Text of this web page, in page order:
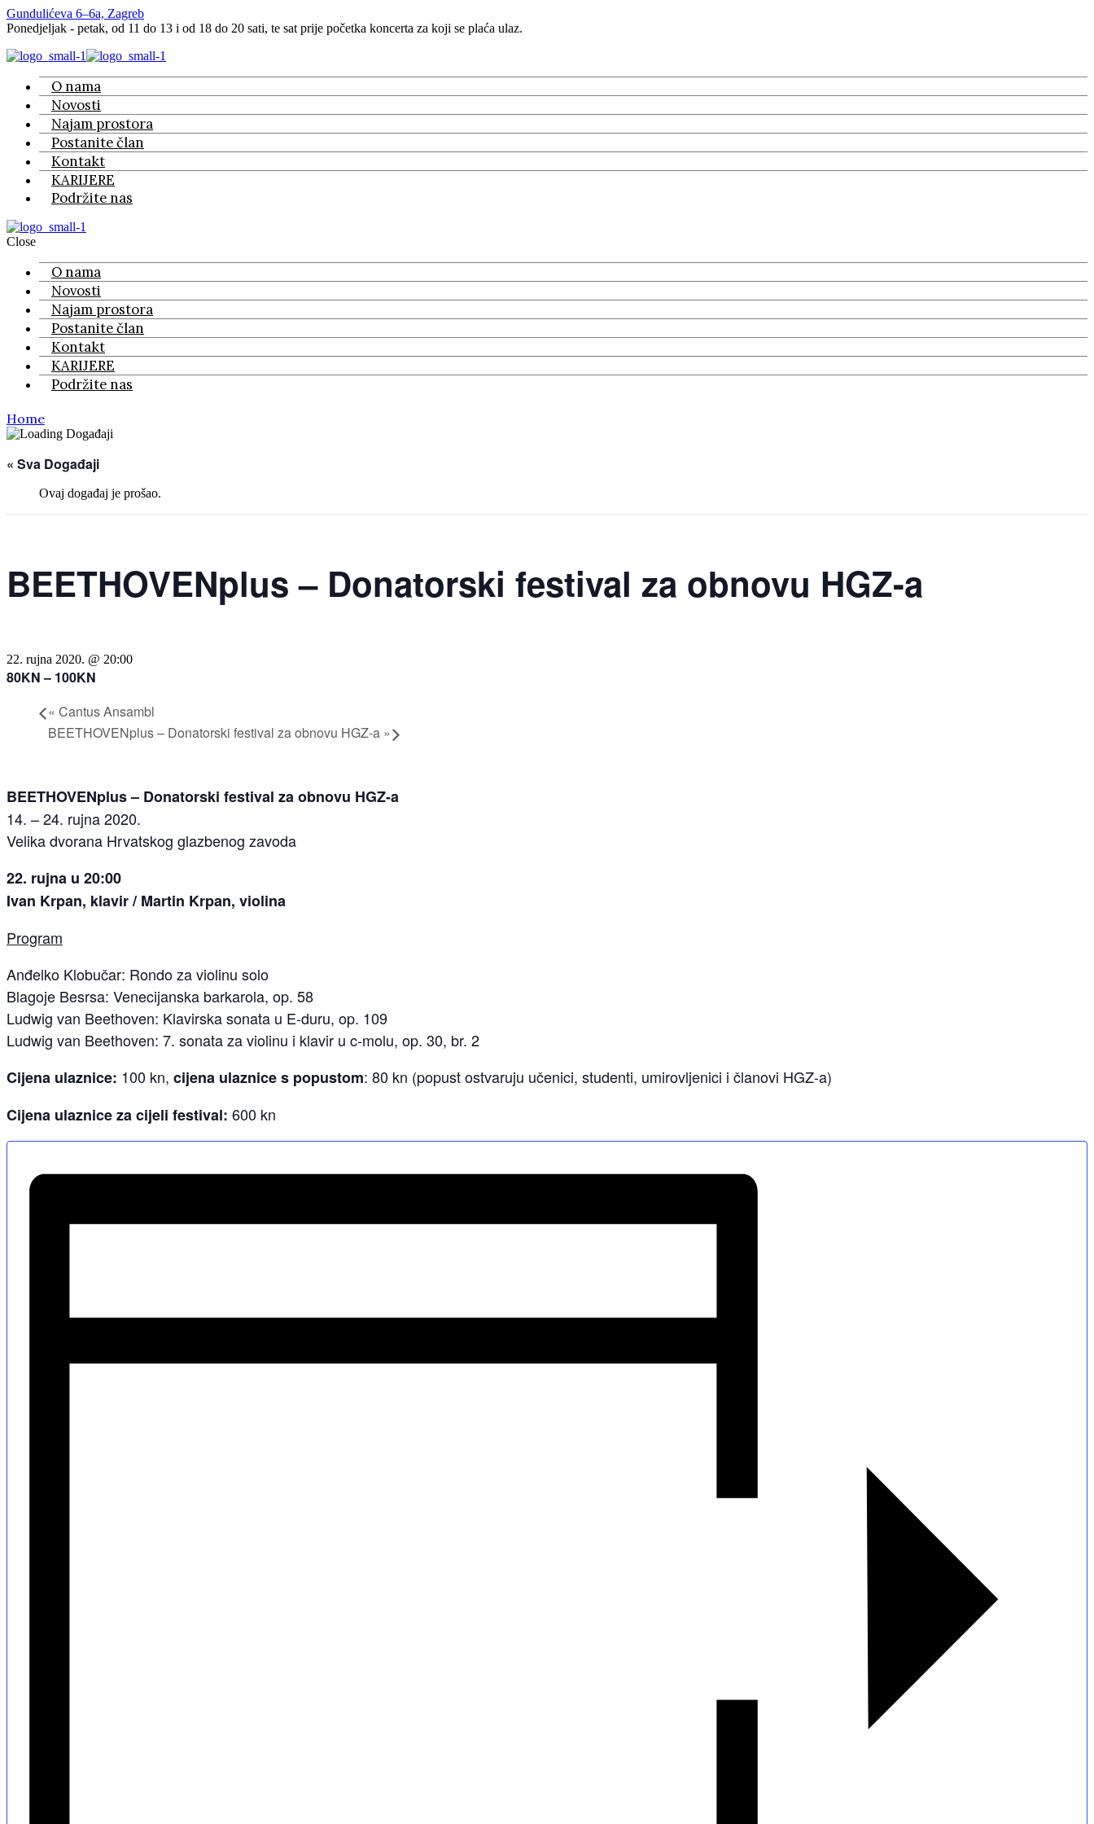
Gundulićeva 6–6a, Zagreb
Ponedjeljak - petak, od 11 do 13 i od 18 do 20 sati, te sat prije početka koncerta za koji se plaća ulaz.
O nama
Novosti
Najam prostora
Postanite član
Kontakt
KARIJERE
Podržite nas
Close
O nama
Novosti
Najam prostora
Postanite član
Kontakt
KARIJERE
Podržite nas
Home
« Sva Događaji
Ovaj događaj je prošao.
BEETHOVENplus – Donatorski festival za obnovu HGZ-a
22. rujna 2020. @ 20:00
80KN – 100KN
« Cantus Ansambl
BEETHOVENplus – Donatorski festival za obnovu HGZ-a »
BEETHOVENplus – Donatorski festival za obnovu HGZ-a
14. – 24. rujna 2020.
Velika dvorana Hrvatskog glazbenog zavoda
22. rujna u 20:00
Ivan Krpan, klavir / Martin Krpan, violina
Program
Anđelko Klobučar: Rondo za violinu solo
Blagoje Besrsa: Venecijanska barkarola, op. 58
Ludwig van Beethoven: Klavirska sonata u E-duru, op. 109
Ludwig van Beethoven: 7. sonata za violinu i klavir u c-molu, op. 30, br. 2
Cijena ulaznice: 100 kn, cijena ulaznice s popustom: 80 kn (popust ostvaruju učenici, studenti, umirovljenici i članovi HGZ-a)
Cijena ulaznice za cijeli festival: 600 kn